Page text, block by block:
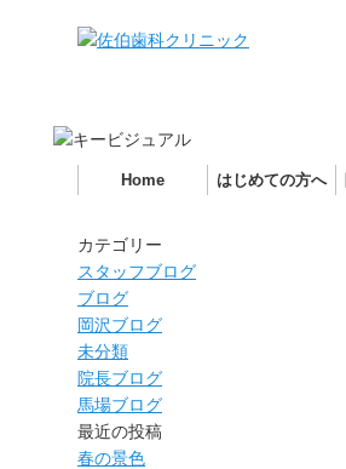
Home はじめての方へ
カテゴリー
スタッフブログ
ブログ
岡沢ブログ
未分類
院長ブログ
馬場ブログ
最近の投稿
春の景色